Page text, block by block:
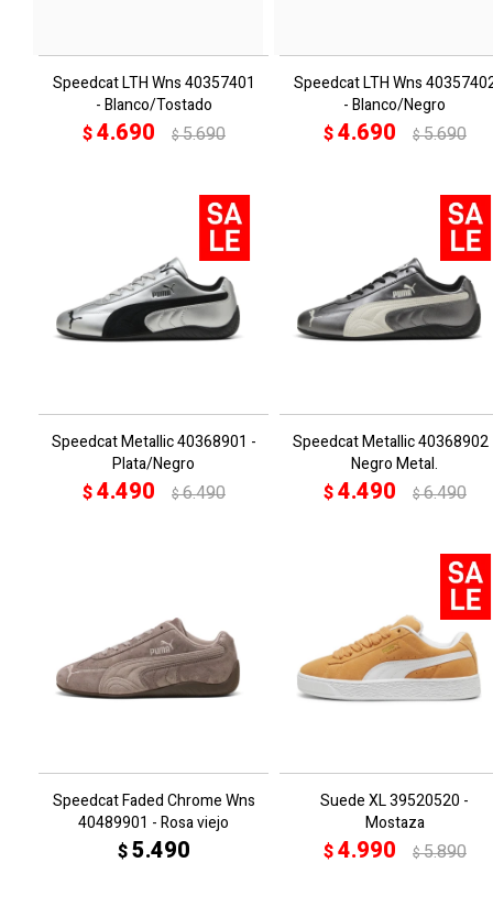
Speedcat LTH Wns 40357401
- Blanco/Tostado
$4.690 $5.690
Speedcat LTH Wns
- Blanco/Negro
$4.690 $5.690
Speedcat Metallic 40368901 -
Plata/Negro
$4.490 $6.490
Speedcat Metallic 40368902
Negro Metal.
$4.490 $6.490
Speedcat Faded Chrome Wns
40489901 - Rosa viejo
$5.490
Suede XL 39520520 -
Mostaza
$4.990 $5.890